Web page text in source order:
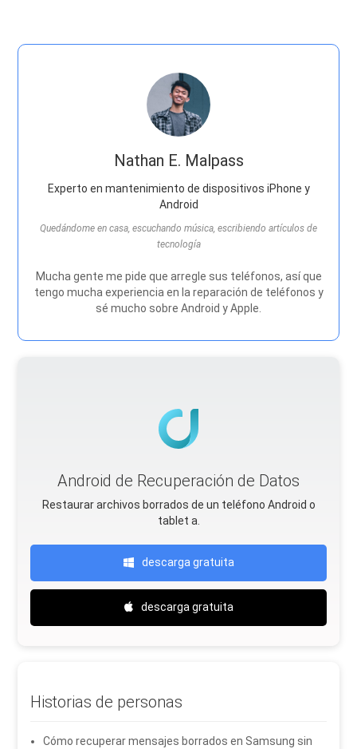
Nathan E. Malpass
Experto en mantenimiento de dispositivos iPhone y
Android
Quedándome en casa, escuchando música, escribiendo artículos de
tecnología
Mucha gente me pide que arregle sus teléfonos, así que
tengo mucha experiencia en la reparación de teléfonos y
sé mucho sobre Android y Apple.
Android de Recuperación de Datos
Restaurar archivos borrados de un teléfono Android o
tablet a.
descarga gratuita
descarga gratuita
Historias de personas
Cómo recuperar mensajes borrados en Samsung sin